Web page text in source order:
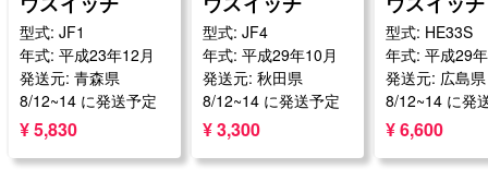
型式: JF1
年式: 平成23年12月
発送元: 青森県
8/12~14 に発送予定
¥ 5,830
型式: JF4
年式: 平成29年10月
発送元: 秋田県
8/12~14 に発送予定
¥ 3,300
型式: HE33S
年式: 平成29
発送元: 広島県
8/12~14 に発
¥ 6,600